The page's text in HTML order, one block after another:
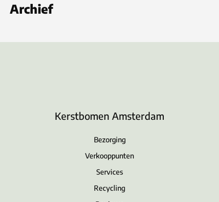
Archief
Kerstbomen Amsterdam
Bezorging
Verkooppunten
Services
Recycling